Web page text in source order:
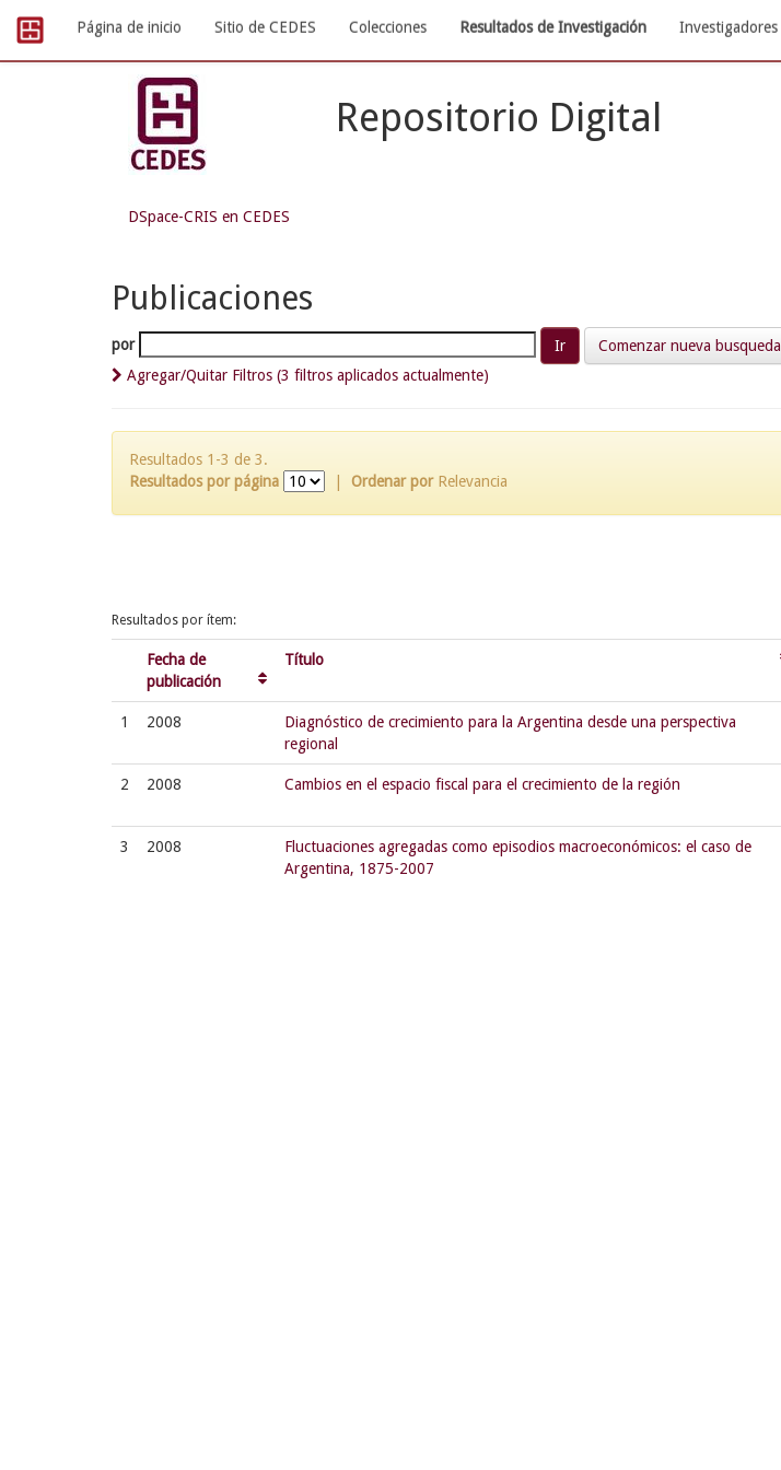
navigation
Página de inicio Sitio de CEDES Colecciones Resultados de Investigación Investigadores
Repositorio Digital
DSpace-CRIS en CEDES
Publicaciones
por
Comenzar nueva busqueda
Agregar/Quitar Filtros (3 filtros aplicados actualmente)
Resultados 1-3 de 3.
Resultados por página
Ordenar por Relevancia
Resultados por ítem:
Fecha de
publicación
Título
1 2008
Diagnóstico de crecimiento para la Argentina desde una perspectiva
regional
2 2008 Cambios en el espacio fiscal para el crecimiento de la región
3 2008
Fluctuaciones agregadas como episodios macroeconómicos: el caso de
Argentina, 1875-2007